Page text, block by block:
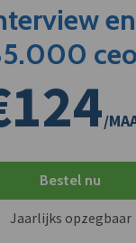
/
Bestel nu
Jaarlijks opzegbaar